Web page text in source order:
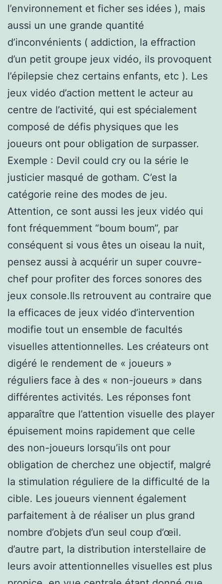
l’environnement et ficher ses idées ), mais
aussi un une grande quantité
d’inconvénients ( addiction, la effraction
d’un petit groupe jeux vidéo, ils provoquent
l’épilepsie chez certains enfants, etc ). Les
jeux vidéo d’action mettent le acteur au
centre de l’activité, qui est spécialement
composé de défis physiques que les
joueurs ont pour obligation de surpasser.
Exemple : Devil could cry ou la série le
justicier masqué de gotham. C’est la
catégorie reine des modes de jeu.
Attention, ce sont aussi les jeux vidéo qui
font fréquemment “boum boum”, par
conséquent si vous êtes un oiseau la nuit,
pensez aussi à acquérir un super couvre-
chef pour profiter des forces sonores des
jeux console.Ils retrouvent au contraire que
la efficaces de jeux vidéo d’intervention
modifie tout un ensemble de facultés
visuelles attentionnelles. Les créateurs ont
digéré le rendement de « joueurs »
réguliers face à des « non-joueurs » dans
différentes activités. Les réponses font
apparaître que l’attention visuelle des player
épuisement moins rapidement que celle
des non-joueurs lorsqu’ils ont pour
obligation de cherchez une objectif, malgré
la stimulation réguliere de la difficulté de la
cible. Les joueurs viennent également
parfaitement à de réaliser un plus grand
nombre d’objets d’un seul coup d’œil.
d’autre part, la distribution interstellaire de
leurs avoir attentionnelles visuelles est plus